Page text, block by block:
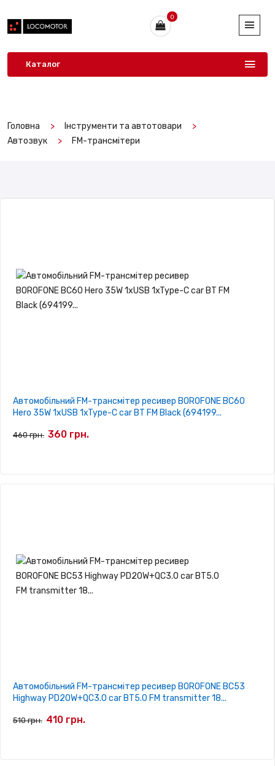
0
Каталог
Головна
Інструменти та автотовари
Автозвук
FM-трансмітери
Автомобільний FM-трансмітер ресивер BOROFONE BC60
Hero 35W 1xUSB 1xType-C car BT FM Black (694199...
460 грн. 360 грн.
Автомобільний FM-трансмітер ресивер BOROFONE BC53
Highway PD20W+QC3.0 car BT5.0 FM transmitter 18...
510 грн. 410 грн.